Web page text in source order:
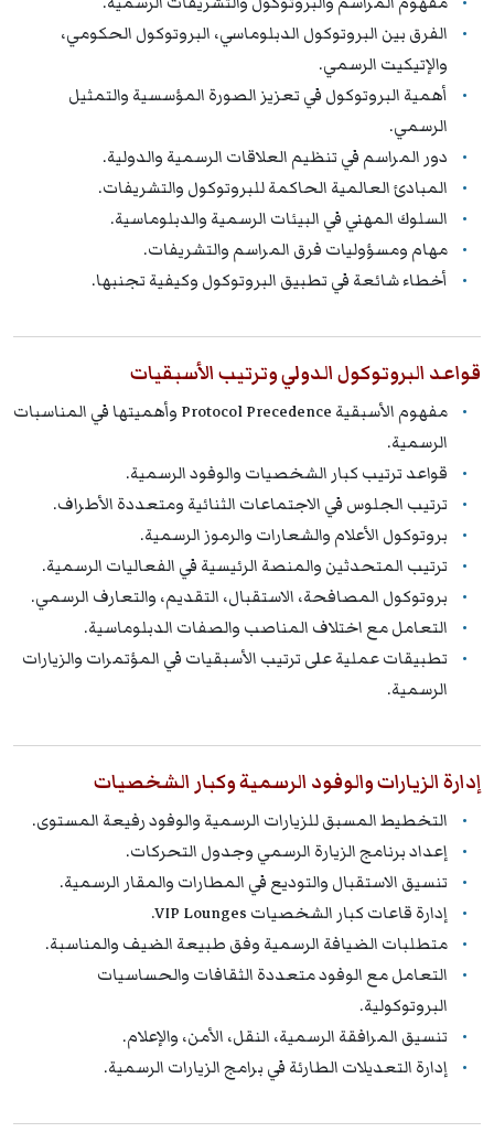
الفرق بين البروتوكول الدبلوماسي، البروتوكول الحكومي،
والإتيكيت الرسمي.
أهمية البروتوكول في تعزيز الصورة المؤسسية والتمثيل
الرسمي.
دور المراسم في تنظيم العلاقات الرسمية والدولية.
المبادئ العالمية الحاكمة للبروتوكول والتشريفات.
السلوك المهني في البيئات الرسمية والدبلوماسية.
مهام ومسؤوليات فرق المراسم والتشريفات.
أخطاء شائعة في تطبيق البروتوكول وكيفية تجنبها.
قواعد البروتوكول الدولي وترتيب الأسبقيات
مفهوم الأسبقية Protocol Precedence وأهميتها في المناسبات
الرسمية.
قواعد ترتيب كبار الشخصيات والوفود الرسمية.
ترتيب الجلوس في الاجتماعات الثنائية ومتعددة الأطراف.
بروتوكول الأعلام والشعارات والرموز الرسمية.
ترتيب المتحدثين والمنصة الرئيسية في الفعاليات الرسمية.
بروتوكول المصافحة، الاستقبال، التقديم، والتعارف الرسمي.
التعامل مع اختلاف المناصب والصفات الدبلوماسية.
تطبيقات عملية على ترتيب الأسبقيات في المؤتمرات والزيارات
الرسمية.
إدارة الزيارات والوفود الرسمية وكبار الشخصيات
التخطيط المسبق للزيارات الرسمية والوفود رفيعة المستوى.
إعداد برنامج الزيارة الرسمي وجدول التحركات.
تنسيق الاستقبال والتوديع في المطارات والمقار الرسمية.
إدارة قاعات كبار الشخصيات VIP Lounges.
متطلبات الضيافة الرسمية وفق طبيعة الضيف والمناسبة.
التعامل مع الوفود متعددة الثقافات والحساسيات
البروتوكولية.
تنسيق المرافقة الرسمية، النقل، الأمن، والإعلام.
إدارة التعديلات الطارئة في برامج الزيارات الرسمية.